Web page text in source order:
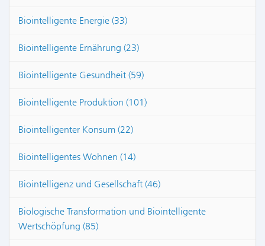
Biointelligente Energie (33)
Biointelligente Ernährung (23)
Biointelligente Gesundheit (59)
Biointelligente Produktion (101)
Biointelligenter Konsum (22)
Biointelligentes Wohnen (14)
Biointelligenz und Gesellschaft (46)
Biologische Transformation und Biointelligente
Wertschöpfung (85)